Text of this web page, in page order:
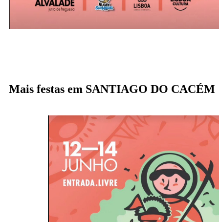
Mais festas em SANTIAGO DO CACÉM